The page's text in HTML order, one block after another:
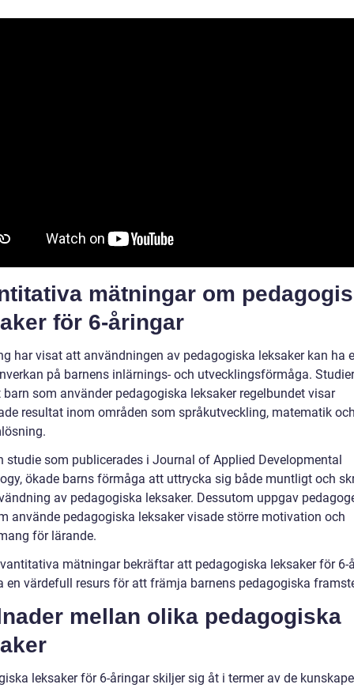
mätningar om
för 6-åringar
har visat att användningen av pedagogiska leksaker kan ha
på barnens inlärnings- och utvecklingsförmåga.
som använder pedagogiska leksaker regelbundet visar
resultat inom områden som språkutveckling, matematik
studie som publicerades i Journal of Applied Developmental
ökade barns förmåga att uttrycka sig både muntligt och
av pedagogiska leksaker. Dessutom uppgav
använde pedagogiska leksaker visade större motivation och
för lärande.
mätningar bekräftar att pedagogiska leksaker för 6-
en värdefull resurs för att främja barnens pedagogiska
mellan olika pedagogiska
leksaker för 6-åringar skiljer sig åt i termer av de